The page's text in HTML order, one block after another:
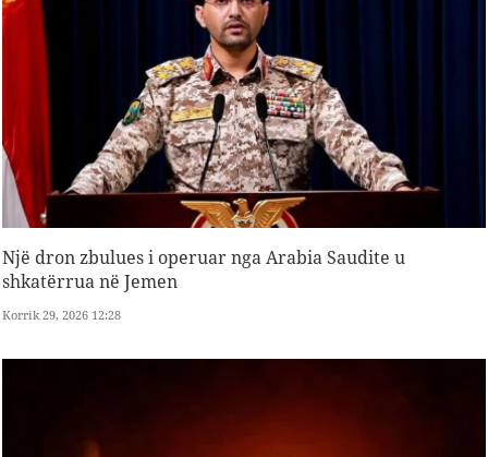
Një dron zbulues i operuar nga Arabia Saudite u
shkatërrua në Jemen
Korrik 29, 2026 12:28